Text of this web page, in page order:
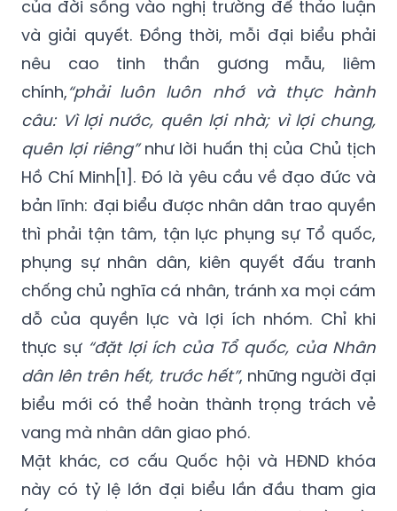
của đời sống vào nghị trường để thảo luận
và giải quyết. Đồng thời, mỗi đại biểu phải
nêu cao tinh thần gương mẫu, liêm
chính,“phải luôn luôn nhớ và thực hành
câu: Vì lợi nước, quên lợi nhà; vì lợi chung,
quên lợi riêng”như lời huấn thị của Chủ tịch
Hồ Chí Minh[1]. Đó là yêu cầu về đạo đức và
bản lĩnh: đại biểu được nhân dân trao quyền
thì phải tận tâm, tận lực phụng sự Tổ quốc,
phụng sự nhân dân, kiên quyết đấu tranh
chống chủ nghĩa cá nhân, tránh xa mọi cám
dỗ của quyền lực và lợi ích nhóm. Chỉ khi
thực sự “đặt lợi ích của Tổ quốc, của Nhân
dân lên trên hết, trước hết”, những người đại
biểu mới có thể hoàn thành trọng trách vẻ
vang mà nhân dân giao phó.
Mặt khác, cơ cấu Quốc hội và HĐND khóa
này có tỷ lệ lớn đại biểu lần đầu tham gia